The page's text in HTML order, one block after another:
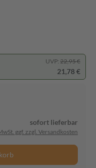
UVP: 22,95 €
21,78 €
sofort lieferbar
ggf. zzgl. Versandkosten